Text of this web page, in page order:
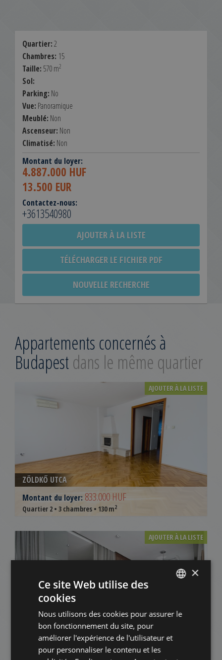
Quartier:2
Chambres: 15
Taille: 570 m2
Sol:
Parking: No
Vue: Panoramique
Meublé: Non
Ascenseur: Non
Climatisé: Non
Montant du loyer:
4.887.000 HUF
13.500 EUR
Contactez-nous:
+3613540980
AJOUTER À LA LISTE
TÉLÉCHARGER LE FICHIER PDF
NOUVELLE RECHERCHE
Appartements concernés à
Budapestdans le même quartier
AJOUTER À LA LISTE
ZÖLDKŐ UTCA
Montant du loyer: 833.000 HUF
Quartier 2 • 3 chambres • 130 m2
AJOUTER À LA LISTE
MECSET UTCA
Montant du loyer:579.000 HUF
Quartier 2 • 1 chambres • 64 m
HUNGARIAN
FRENCH
×
Ce site Web utilise des
cookies
Nous utilisons des cookies pour assurer le
bon fonctionnement du site, pour
améliorer l'expérience de l'utilisateur et
pour personnaliser le contenu et les